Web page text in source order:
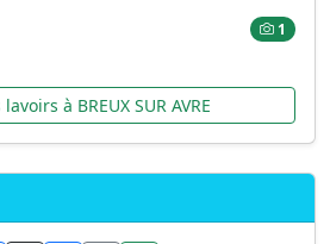
1
à BREUX SUR AVRE